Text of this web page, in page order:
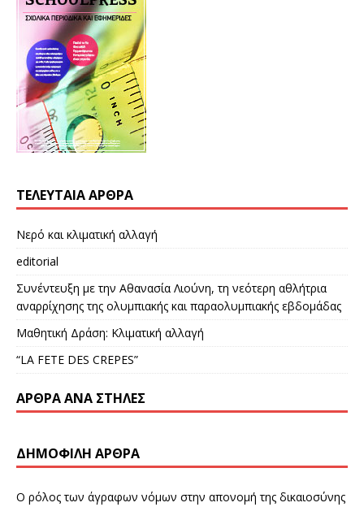
ΤΕΛΕΥΤΑΊΑ ΆΡΘΡΑ
Νερό και κλιματική αλλαγή
editorial
Συνέντευξη με την Αθανασία Λιούνη, τη νεότερη αθλήτρια
αναρρίχησης της ολυμπιακής και παραολυμπιακής εβδομάδας
Μαθητική Δράση: Κλιματική αλλαγή
“LA FETE DES CREPES”
ΆΡΘΡΑ ΑΝΆ ΣΤΉΛΕΣ
ΔΗΜΟΦΙΛΉ ΆΡΘΡΑ
Ο ρόλος των άγραφων νόμων στην απονομή της δικαιοσύνης